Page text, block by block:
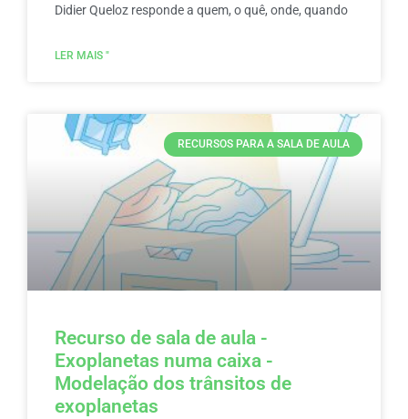
Didier Queloz responde a quem, o quê, onde, quando
LER MAIS "
RECURSOS PARA A SALA DE AULA
Recurso de sala de aula -
Exoplanetas numa caixa -
Modelação dos trânsitos de
exoplanetas